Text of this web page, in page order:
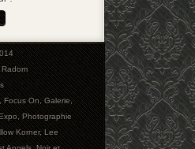
Radom
,Focus On,Galerie,
,Photographie
Korner,Lee